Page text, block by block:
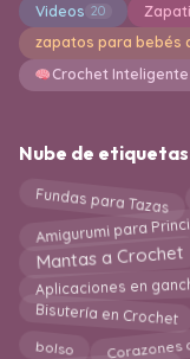
Videos 20
zapatos para bebés
Crochet
Nube de etiquetas
Fundas para Tazas
Amigurumi para
Mantas a Crochet
Aplicaciones en
Bisutería en Crochet
bolso Corazones